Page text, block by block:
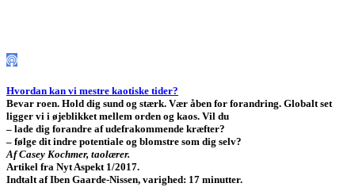
Hvordan kan vi mestre kaotiske tider?
Bevar roen. Hold dig sund og stærk. Vær åben for forandring. Globalt set
ligger vi i øjeblikket mellem orden og kaos. Vil du
– lade dig forandre af udefrakommende kræfter?
– følge dit indre potentiale og blomstre som dig selv?
Af Casey Kochmer, taolærer.
Artikel fra Nyt Aspekt 1/2017.
Indtalt af Iben Gaarde-Nissen, varighed: 17 minutter.